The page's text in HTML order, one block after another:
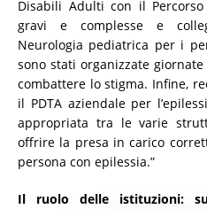
Disabili Adulti con il
gravi e complesse e
Neurologia pediatrica per i
sono stati organizzate
combattere lo stigma. Infine,
il PDTA aziendale per
appropriata tra le varie
offrire la presa in carico
persona con epilessia.”
Il ruolo delle istituzioni: